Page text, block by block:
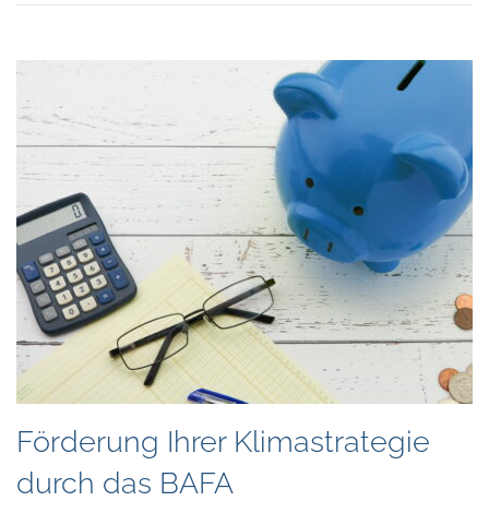
Förderung Ihrer Klimastrategie
durch das BAFA